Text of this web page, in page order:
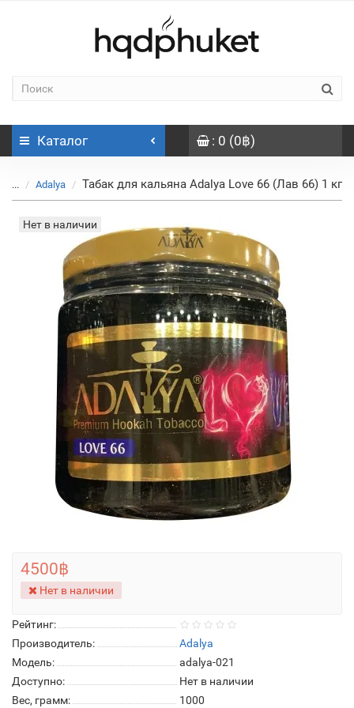
Каталог : 0 (0฿)
... Adalya Табак для кальяна Adalya Love 66 (Лав 66) 1 кг
Нет в наличии
Рейтинг:
Производитель:
Adalya
Модель:
adalya-021
Доступно:
Нет в наличии
Вес, грамм:
1000
4500฿
Нет в наличии